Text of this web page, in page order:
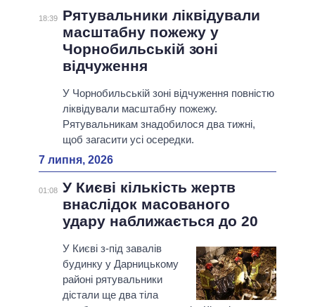
18:39
Рятувальники ліквідували
масштабну пожежу у
Чорнобильській зоні
відчуження
У Чорнобильській зоні відчуження повністю
ліквідували масштабну пожежу.
Рятувальникам знадобилося два тижні,
щоб загасити усі осередки.
7 липня, 2026
01:08 У Києві кількість жертв
внаслідок масованого
удару наближається до 20
У Києві з-під завалів
будинку у Дарницькому
районі рятувальники
дістали ще два тіла